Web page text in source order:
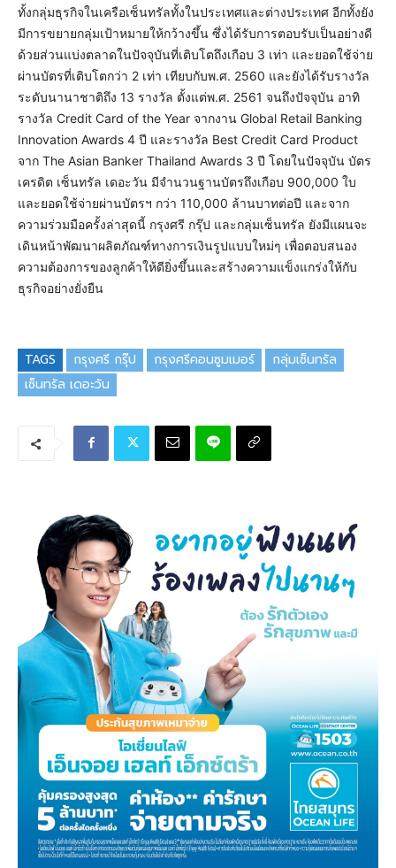
ทั้งกลุ่มธุรกิจในเครือเซ็นทรัลทั้งในประเทศและต่างประเทศ อีกทั้งยัง
มีการขยายกลุ่มเป้าหมายให้กว้างขึ้น ซึ่งได้รับการตอบรับเป็นอย่างดี
ด้วยส่วนแบ่งตลาดในปัจจุบันที่เติบโตถึงเกือบ 3 เท่า และยอดใช้จ่าย
ผ่านบัตรที่เติบโตกว่า 2 เท่า เทียบกับพ.ศ. 2560 และยังได้รับรางวัล
ระดับนานาชาติถึง 13 รางวัล ตั้งแต่พ.ศ. 2561 จนถึงปัจจุบัน อาทิ
รางวัล Credit Card of the Year จากงาน Global Retail Banking
Innovation Awards 4 ปี และรางวัล Best Credit Card Product
จาก The Asian Banker Thailand Awards 3 ปี โดยในปัจจุบัน บัตร
เครดิต เซ็นทรัล เดอะวัน มีจำนวนฐานบัตรถึงเกือบ 900,000 ใบ
และยอดใช้จ่ายผ่านบัตรฯ กว่า 110,000 ล้านบาทต่อปี และจาก
ความร่วมมือครั้งล่าสุดนี้ กรุงศรี กรุ๊ป และกลุ่มเซ็นทรัล ยังมีแผนจะ
เดินหน้าพัฒนาผลิตภัณฑ์ทางการเงินรูปแบบใหม่ๆ เพื่อตอบสนอง
ความต้องการของลูกค้าให้ดียิ่งขึ้นและสร้างความแข็งแกร่งให้กับ
ธุรกิจอย่างยั่งยืน
TAGS กรุงศรี กรุ๊ป กรุงศรีคอนซูมเมอร์
กลุ่มเซ็นทรัล
เซ็นทรัล เดอะวัน